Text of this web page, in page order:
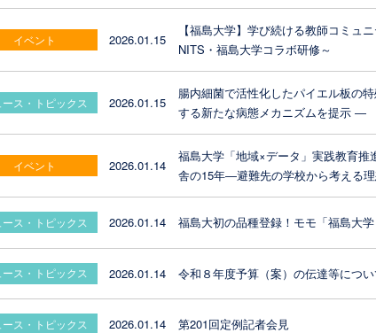
イベント 2026.01.15
【福島大学】学び続ける教師コミュ
NITS・福島大学コラボ研修～
ス・トピックス 2026.01.15
腸内細菌で活性化したパイエル板の
する新たな病態メカニズムを提示 ―
イベント 2026.01.14
福島大学「地域×データ」実践教育
舎の15年―避難先の学校から考える
ス・トピックス 2026.01.14 福島大初の品種登録！モモ「福島大学
ス・トピックス 2026.01.14 令和８年度予算（案）の伝達等につ
ス・トピックス 2026.01.14 第201回定例記者会見